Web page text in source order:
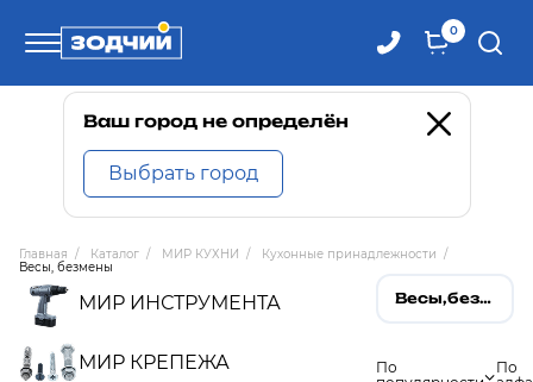
0
Телефоны
8 800 100-71-71
8 (4242) 30-00-27
8 (4242) 30-00-72
Ваш город не определён
Выбрать город
Главная / Каталог / МИР КУХНИ / Кухонные принадлежности /
Весы, безмены
МИР ИНСТРУМЕНТА
МИР КРЕПЕЖА
Весы,безмены
По
По